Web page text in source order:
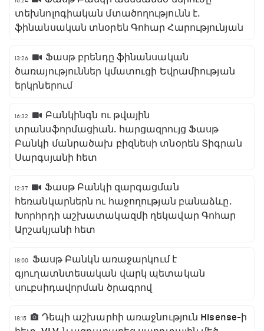
տեխնոլոգիական մտածողությունն է․
ֆինանսական տնօրեն Գոհար Հարությունյան
13:26
Ֆասթ բրենդը ֆինանսական
ծառայություններ կմատուցի Եվրամիության
երկրներում
16:32
Բանկինգն ու թվային
տրանսֆորմացիան․ հարցազրույց Ֆասթ
Բանկի մանրածախ բիզնեսի տնօրեն Տիգրան
Սարգսյանի հետ
12:37
Ֆասթ Բանկի զարգացման
հեռանկարներն ու հաջողության բանաձևը․
Խորհրդի աշխատակազմի ղեկավար Գոհար
Արշակյանի հետ
18:00
Ֆասթ Բանկն առաջարկում է
գյուղատնտեսական վարկ պետական
սուբսիդավորման ծրագրով
18:15
Դեպի աշխարհի առաջնություն Hisense-ի